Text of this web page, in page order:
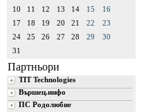
10
11 12 13 14 15
16
17
18 19 20 21 22
23
24
25 26 27 28 29
30
31
Партньори
TIT Technologies
Вършец.инфо
ПС Родолюбие